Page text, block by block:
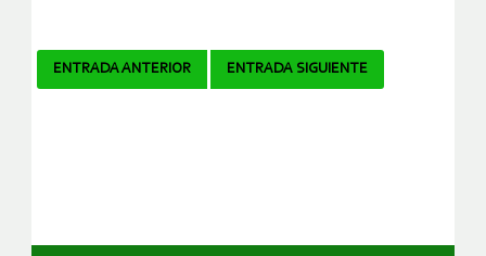
Navegador
ENTRADA ANTERIOR ENTRADA SIGUIENTE